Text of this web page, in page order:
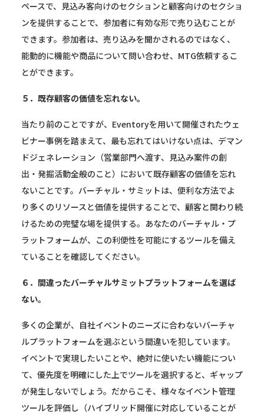
ペースで、見込み客向けのセクションと顧客向けのセクショ
ンを提供することで、参加者に有効な形で売り込むことが
できます。参加者は、売り込みを聞かされるのではなく、
能動的に機能や商品について問い合わせ、MTG依頼するこ
とができます。
５．既存顧客の価値を忘れない。
当たり前のことですが、Eventoryを用いて開催されたウェ
ビナー事例を踏まえて、最も忘れてはいけない点は、デマン
ドジェネレーション（営業部門へ渡す、見込み案件の創
出・発掘活動全般のこと）において既存顧客の価値を忘れ
ないことです。バーチャル・サミットは、便利な方法でよ
り多くのリソースと価値を提供することで、顧客と関わり続
けるための完璧な場を提供する。あなたのバーチャル・プ
ラットフォームが、この利便性を可能にするツールを備え
ていることを確認してください。
６．間違ったバーチャルサミットプラットフォームを選ば
ない。
多くの企業が、自社イベントのニーズに合わないバーチャ
ルプラットフォームを選ぶという間違いを犯しています。
イベントで実現したいことや、絶対に使いたい機能につい
て、優先度を明確にした上でツールを選択すると、ギャップ
が発生しないでしょう。だからこそ、様々なイベント管理
ツールを評価し（ハイブリッド開催に対応していることが